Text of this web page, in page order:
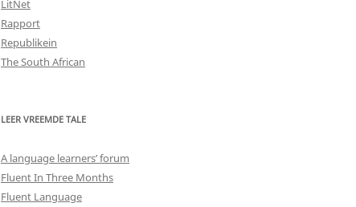
LitNet
Rapport
Republikein
The South African
LEER VREEMDE TALE
A language learners’ forum
Fluent In Three Months
Fluent Language